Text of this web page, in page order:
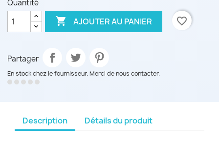
Quantité
 AJOUTER AU PANIER favorite_border
Partager
En stock chez le fournisseur. Merci de nous contacter.
Description Détails du produit